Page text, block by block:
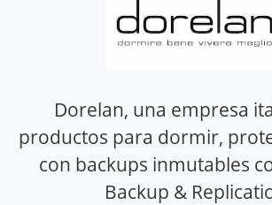
Dorelan, una empresa
productos para dormir,
con backups inmutables
Backup &